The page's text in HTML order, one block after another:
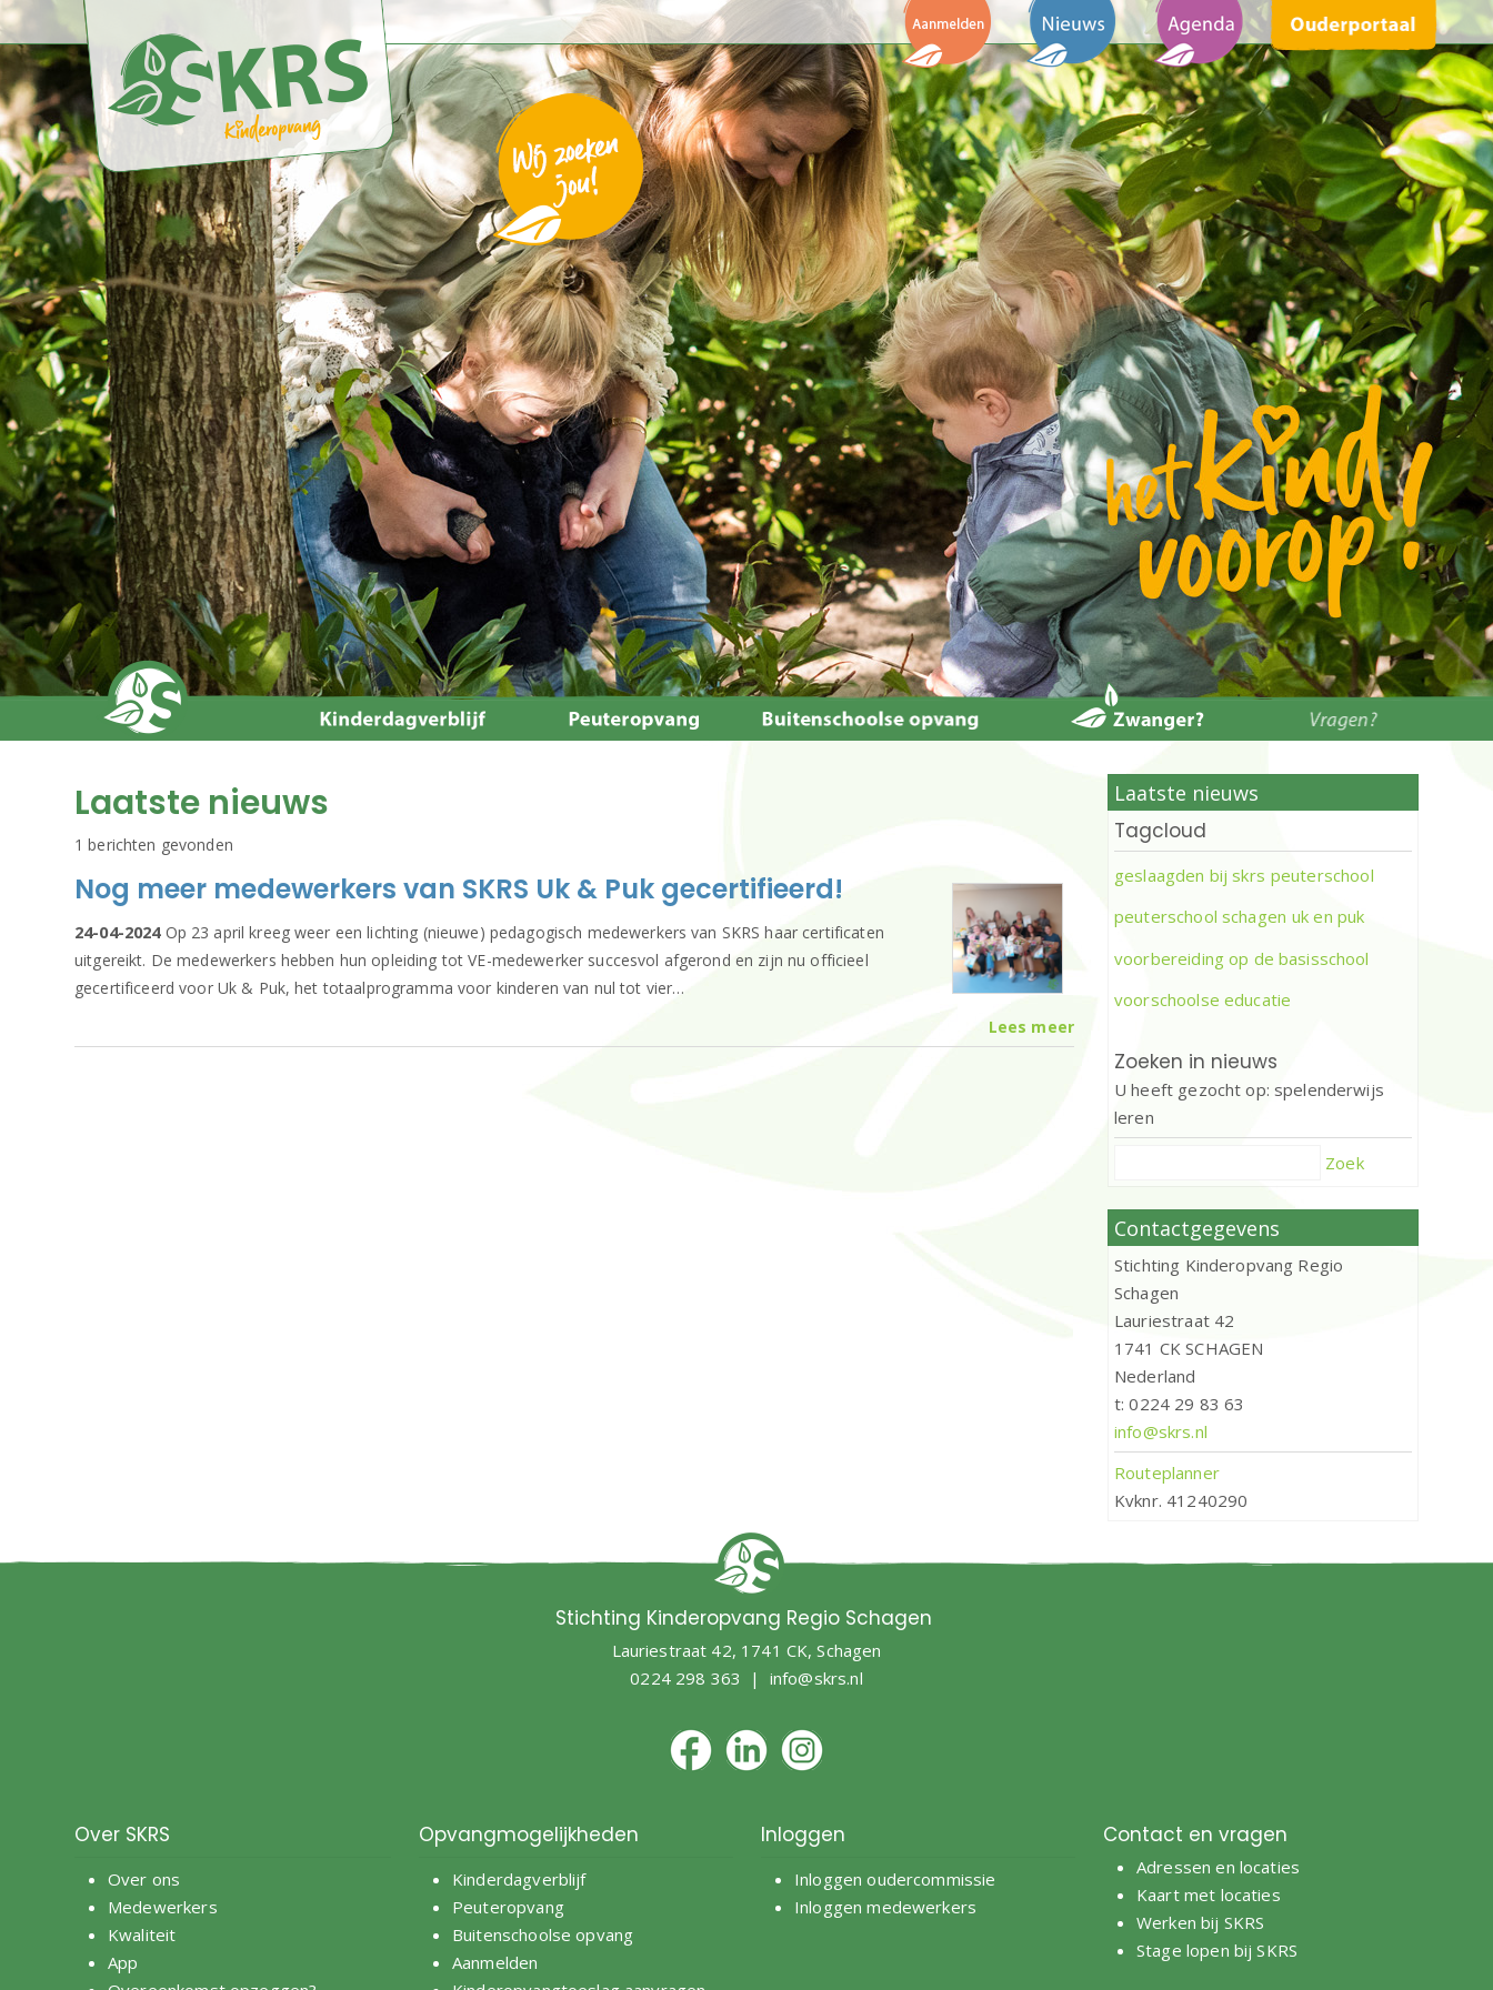
Laatste nieuws
1 berichten gevonden
Nog meer medewerkers van SKRS Uk & Puk gecertifieerd!
24-04-2024Op 23 april kreeg weer een lichting (nieuwe) pedagogisch medewerkers van SKRS haar certificaten
uitgereikt. De medewerkers hebben hun opleiding tot VE-medewerker succesvol afgerond en zijn nu officieel
gecertificeerd voor Uk & Puk, het totaalprogramma voor kinderen van nul tot vier…
Lees meer
Laatste nieuws
Tagcloud
geslaagden bij skrs peuterschool
peuterschool schagen uk en puk
voorbereiding op de basisschool
voorschoolse educatie
Zoeken in nieuws
U heeft gezocht op: spelenderwijs
leren
Zoek
Contactgegevens
Stichting Kinderopvang Regio
Schagen
Lauriestraat 42
1741 CK SCHAGEN
Nederland
t: 0224 29 83 63
info@skrs.nl
Routeplanner
Kvknr. 41240290
Stichting Kinderopvang Regio Schagen
Lauriestraat 42, 1741 CK, Schagen
0224 298 363 | info@skrs.nl
Over SKRS
Over ons
Medewerkers
Kwaliteit
App
Opvangmogelijkheden
Kinderdagverblijf
Peuteropvang
Buitenschoolse opvang
Aanmelden
Inloggen
Inloggen oudercommissie
Inloggen medewerkers
Contact en vragen
Adressen en locaties
Kaart met locaties
Werken bij SKRS
Stage lopen bij SKRS